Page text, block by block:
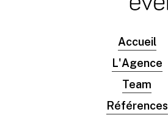
Accueil
L'Agence
Team
Références